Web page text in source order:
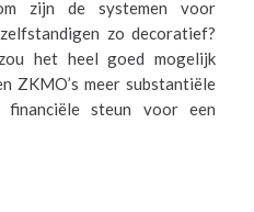
zijn de systemen voor
zo decoratief?
het heel goed mogelijk
ZKMO’s meer substantiële
financiële steun voor een